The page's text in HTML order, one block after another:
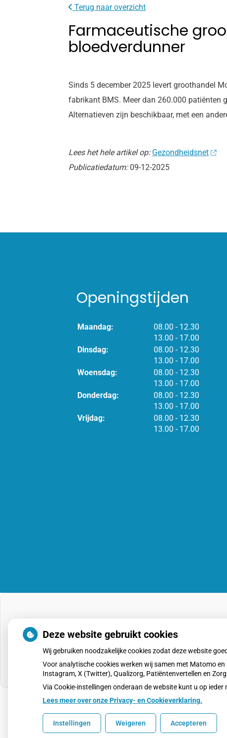
Terug naar overzicht
Farmaceutische
bloedverdunner
Sinds 5 december 2025 levert groothandel
fabrikant BMS. Meer dan 260.000 patiënten
Alternatieven zijn beschikbaar, met een
Lees het hele artikel op: Gezondheidsnet
Publicatiedatum: 09-12-2025
Openingstijden
Maandag: 08.00 tot
- 12.30
13.00 tot
- 17.00
Dinsdag:
08.00 tot
- 12.30
13.00 tot
- 17.00
Woensdag:
08.00 tot
- 12.30
13.00 tot
- 17.00
Donderdag:
08.00 tot
- 12.30
13.00 tot
- 17.00
Vrijdag:
08.00 tot
- 12.30
13.00 tot
- 17.00
Uw Zorg Online|Beheer
Deze website gebruikt cookies
Wij gebruiken noodzakelijke cookies zodat deze website
Voor analytische cookies werken wij samen met Matomo
Instagram, X (Twitter), Qualizorg, Patiëntenvertellen en
Via Cookie-instellingen onderaan de website kunt u op
Lees meer over onze Privacy- en Cookieverklaring.
Instellingen Weigeren Accepteren